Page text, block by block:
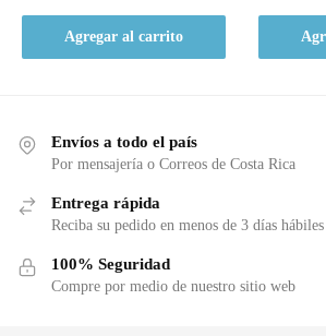
Agregar al carrito
Envíos a todo el país
Por mensajería o Correos de Costa Rica
Entrega rápida
Reciba su pedido en menos de 3 días hábiles
100% Seguridad
Compre por medio de nuestro sitio web